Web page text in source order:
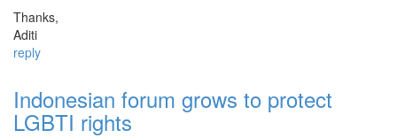
Thanks,
Aditi
reply
Indonesian forum grows to protect
LGBTI rights